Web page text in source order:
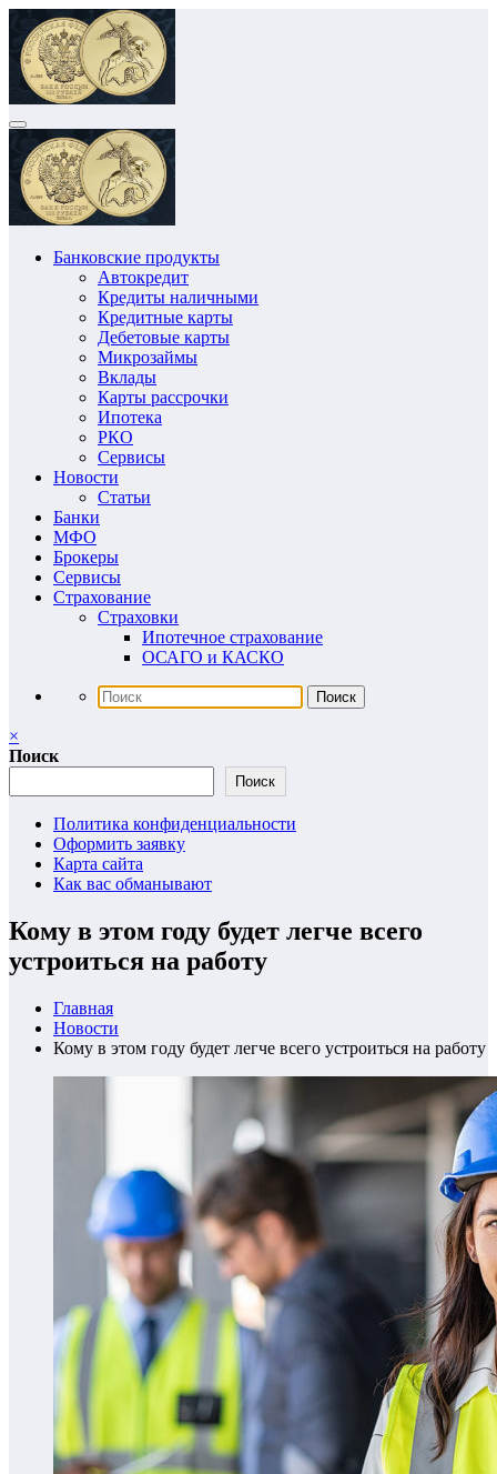
Перейти
содержимому
Банковские продукты
Автокредит
Кредиты наличными
Кредитные карты
Дебетовые карты
Микрозаймы
Вклады
Карты рассрочки
Ипотека
РКО
Сервисы
Новости
Статьи
Банки
МФО
Брокеры
Сервисы
Страхование
Страховки
Ипотечное страхование
ОСАГО и КАСКО
×
Поиск
Поиск
Политика конфиденциальности
Оформить заявку
Карта сайта
Как вас обманывают
Кому в этом году будет легче всего
устроиться на работу
Главная
Новости
Кому в этом году будет легче всего устроиться на работу